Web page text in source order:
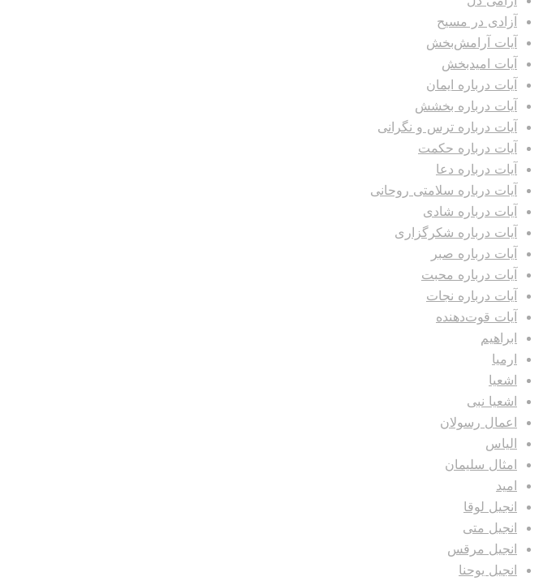
آزادی در مسیح
آیات آرامش‌بخش
آیات امیدبخش
آیات درباره ایمان
آیات درباره بخشش
آیات درباره ترس و نگرانی
آیات درباره حکمت
آیات درباره دعا
آیات درباره سلامتی روحانی
آیات درباره شادی
آیات درباره شکرگزاری
آیات درباره صبر
آیات درباره محبت
آیات درباره نجات
آیات قوت‌دهنده
ابراهیم
ارمیا
اشعیا
اشعیا نبی
اعمال رسولان
الیاس
امثال سلیمان
امید
انجیل لوقا
انجیل متی
انجیل مرقس
انجیل یوحنا